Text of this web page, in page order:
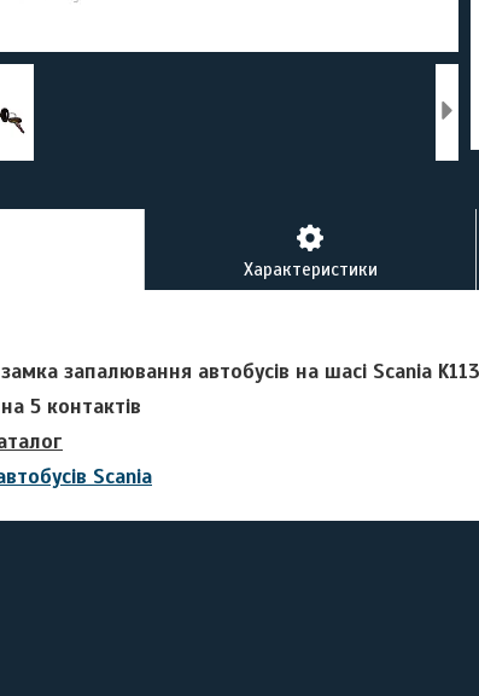
Характеристики
запалювання автобусів на шасі Scania K113
5 контактів
Scania